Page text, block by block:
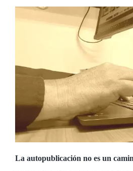
La autopublicación no es un